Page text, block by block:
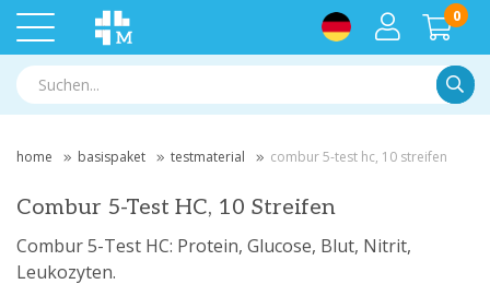
0
home basispaket testmaterial combur 5-test hc, 10 streifen
Combur 5-Test HC, 10 Streifen
Combur 5-Test HC: Protein, Glucose, Blut, Nitrit,
Leukozyten.